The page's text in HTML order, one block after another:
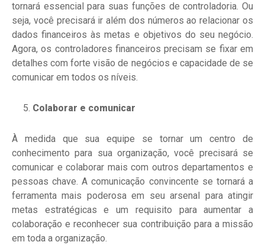
tornará essencial para suas funções de controladoria. Ou
seja, você precisará ir além dos números ao relacionar os
dados financeiros às metas e objetivos do seu negócio.
Agora, os controladores financeiros precisam se fixar em
detalhes com forte visão de negócios e capacidade de se
comunicar em todos os níveis.
Colaborar e comunicar
À medida que sua equipe se tornar um centro de
conhecimento para sua organização, você precisará se
comunicar e colaborar mais com outros departamentos e
pessoas chave. A comunicação convincente se tornará a
ferramenta mais poderosa em seu arsenal para atingir
metas estratégicas e um requisito para aumentar a
colaboração e reconhecer sua contribuição para a missão
em toda a organização.